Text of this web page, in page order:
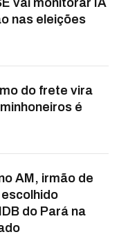
vai monitorar IA
nas eleições
do frete vira
é
AM, irmão de
do Pará na